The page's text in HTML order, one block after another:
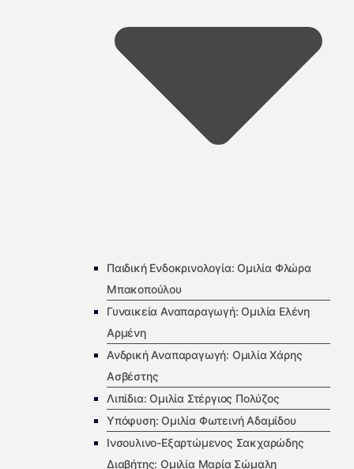
Παιδική Ενδοκρινολογία: Ομιλία Φλώρα
Μπακοπούλου
Γυναικεία Αναπαραγωγή: Ομιλία Ελένη
Αρμένη
Ανδρική Αναπαραγωγή: Ομιλία Χάρης
Ασβέστης
Λιπίδια: Ομιλία Στέργιος Πολύζος
Υπόφυση: Ομιλία Φωτεινή Αδαμίδου
Ινσουλινο-Εξαρτώμενος Σακχαρώδης
Διαβήτης: Ομιλία Μαρία Σώμαλη